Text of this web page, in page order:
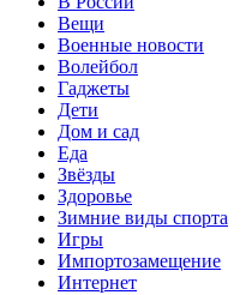
Вещи
Военные новости
Волейбол
Гаджеты
Дети
Дом и сад
Еда
Звёзды
Здоровье
Зимние виды спорта
Игры
Импортозамещение
Интернет